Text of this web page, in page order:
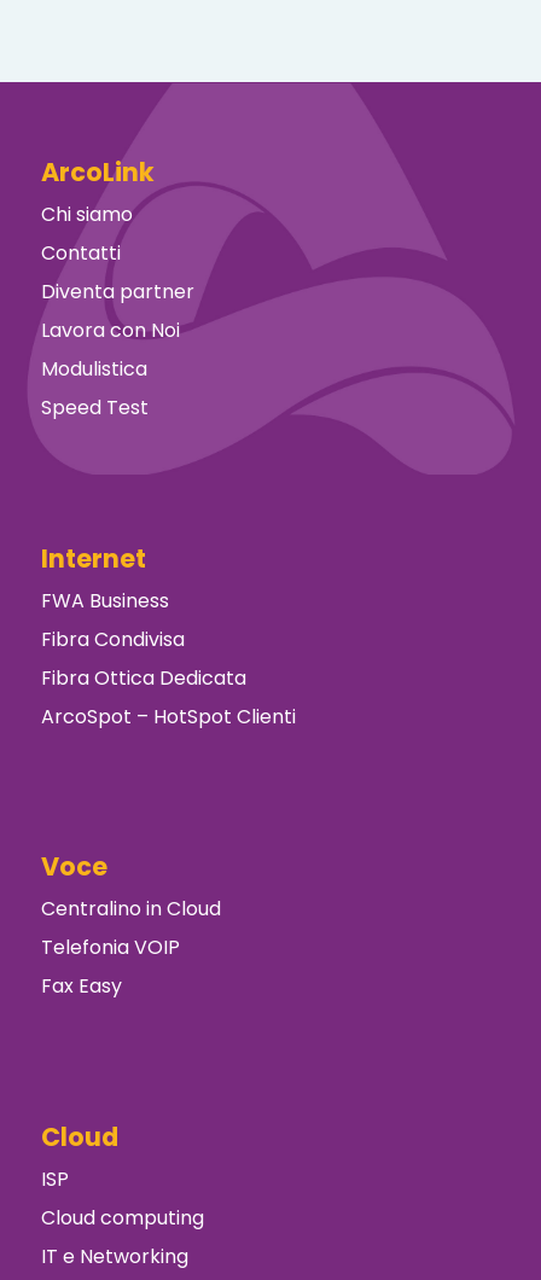
ArcoLink
Chi siamo
Contatti
Diventa partner
Lavora con Noi
Modulistica
Speed Test
Internet
FWA Business
Fibra Condivisa
Fibra Ottica Dedicata
ArcoSpot – HotSpot Clienti
Voce
Centralino in Cloud
Telefonia VOIP
Fax Easy
Cloud
ISP
Cloud computing
IT e Networking